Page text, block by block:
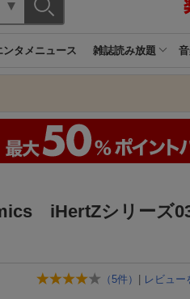
ンタメニュース 雑誌読み放題
iHertZシリーズ
（5件） | レビュー